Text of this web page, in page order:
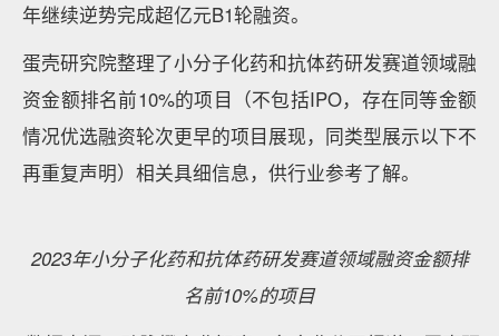
领域的融资热度变化反映出资本市场求稳的心态。